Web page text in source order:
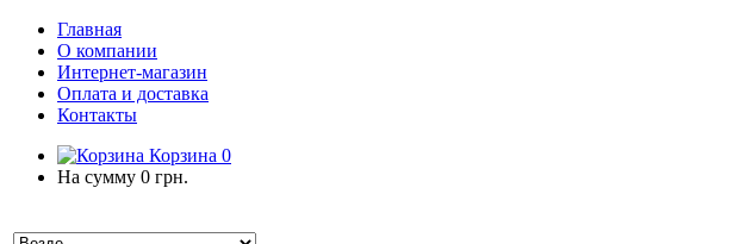
Главная
О компании
Интернет-магазин
Оплата и доставка
Контакты
Корзина 0
На сумму 0 грн.